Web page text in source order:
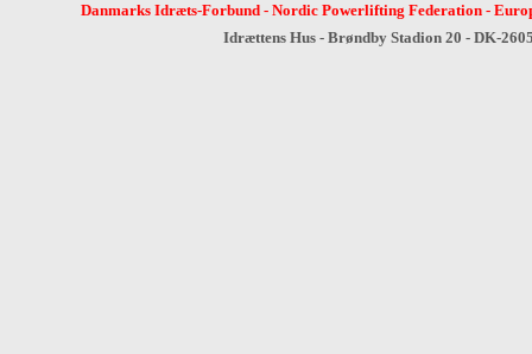
Danmarks Idræts-Forbund- Nordic Powerlifting Federation-
Idrættens Hus - Brøndby Stadion 20 - DK-